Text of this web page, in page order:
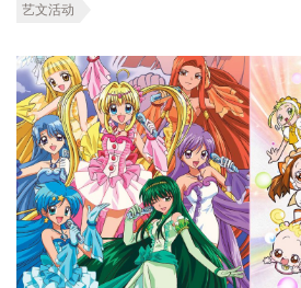
艺文活动